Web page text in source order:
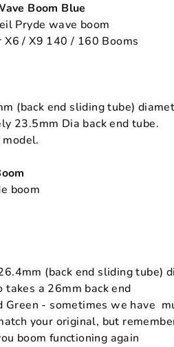
Boom Blue
Pryde wave boom
X6 / X9 140 / 160 Booms
(back end sliding tube)
23.5mm Dia back end tube.
boom
(back end sliding
a 26mm back end
Green - sometimes we have
your original, but
boom functioning again